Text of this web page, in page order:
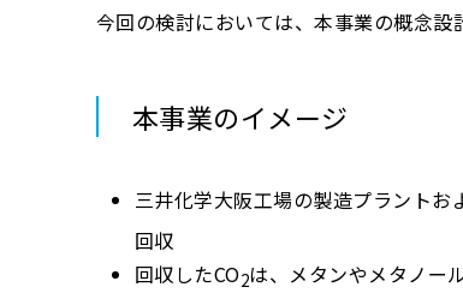
今回の検討においては、本事業の概念設
本事業のイメージ
三井化学大阪工場の製造プラント
回収
回収したCO2は、メタンやメタノー